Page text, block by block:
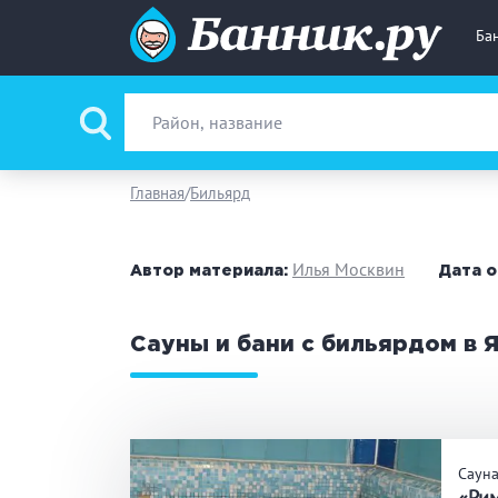
Вид парной
Вместимость
Банные услуги
Главная Бильярд
Автор материала: Илья Москвин Дата
Сауны и бани с бильярдом в
Сауна